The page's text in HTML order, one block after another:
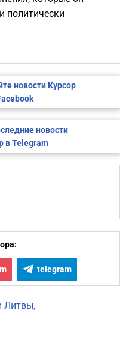
политически
новости Курсор
новости
в Telegram
telegram
Литвы